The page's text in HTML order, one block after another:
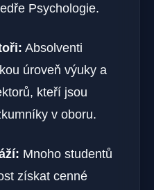
Psychologie.
Absolventi
úroveň výuky a
kteří jsou
v oboru.
Mnoho studentů
získat cenné